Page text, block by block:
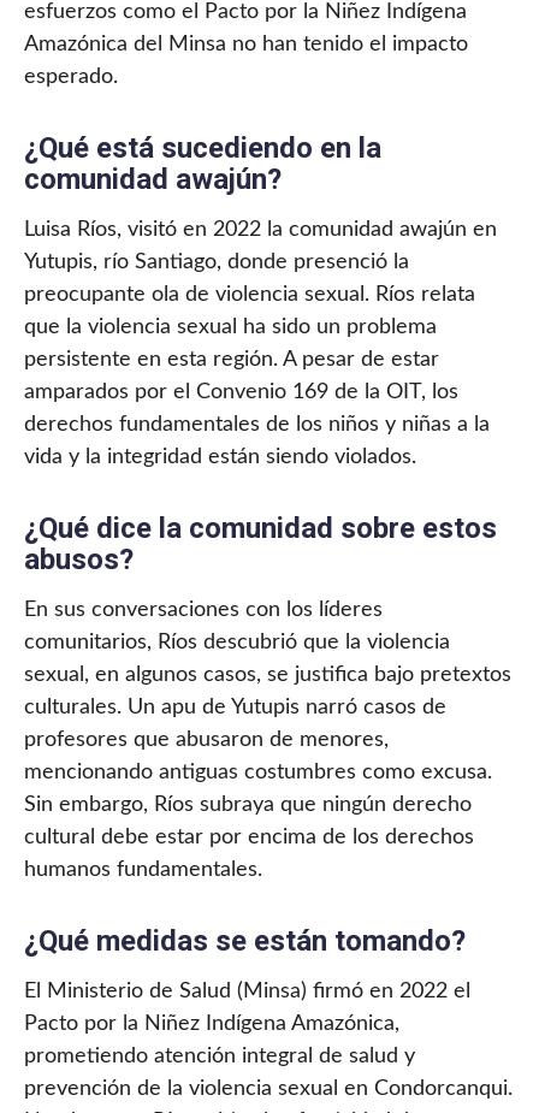
esfuerzos como el Pacto por la Niñez Indígena
Amazónica del Minsa no han tenido el impacto
esperado.
¿Qué está sucediendo en la
comunidad awajún?
Luisa Ríos, visitó en 2022 la comunidad awajún en
Yutupis, río Santiago, donde presenció la
preocupante ola de violencia sexual. Ríos relata
que la violencia sexual ha sido un problema
persistente en esta región. A pesar de estar
amparados por el Convenio 169 de la OIT, los
derechos fundamentales de los niños y niñas a la
vida y la integridad están siendo violados.
¿Qué dice la comunidad sobre estos
abusos?
En sus conversaciones con los líderes
comunitarios, Ríos descubrió que la violencia
sexual, en algunos casos, se justifica bajo pretextos
culturales. Un apu de Yutupis narró casos de
profesores que abusaron de menores,
mencionando antiguas costumbres como excusa.
Sin embargo, Ríos subraya que ningún derecho
cultural debe estar por encima de los derechos
humanos fundamentales.
¿Qué medidas se están tomando?
El Ministerio de Salud (Minsa) firmó en 2022 el
Pacto por la Niñez Indígena Amazónica,
prometiendo atención integral de salud y
prevención de la violencia sexual en Condorcanqui.